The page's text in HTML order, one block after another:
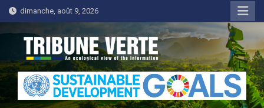
Skip
to
content
dimanche, août 9, 2026
Tribune Verte
Un regard écologique de l'information